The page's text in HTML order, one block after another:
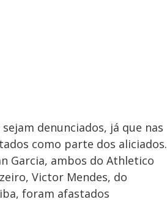
denunciados, já que nas
como parte dos aliciados.
Garcia, ambos do Athletico
Victor Mendes, do
foram afastados